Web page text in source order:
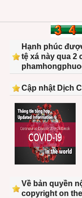
Hạnh phúc
tệ xá này qua 2
Cập nhật Dịch
Về bản quyền
copyright on